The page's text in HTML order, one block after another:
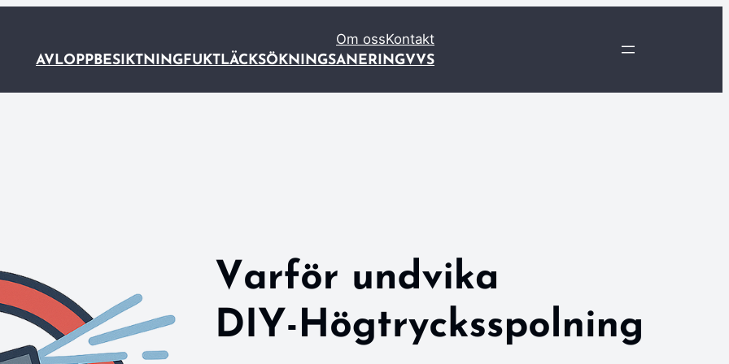
Om ossKontakt
AVLOPP BESIKTNING FUKT LÄCKSÖKNINGSANERINGVVS